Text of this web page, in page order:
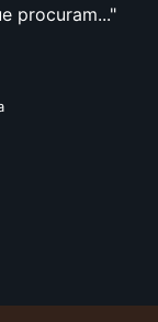
procuram...